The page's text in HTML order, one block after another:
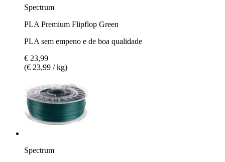
Spectrum
PLA Premium Flipflop Green
PLA sem empeno e de boa qualidade
€ 23,99
(€ 23,99 / kg)
Spectrum